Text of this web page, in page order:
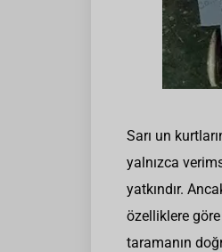
Sarı un
yalnızca
yatkındır.
özelliklere
taramanın